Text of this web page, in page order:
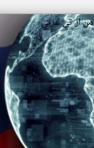
من ار تي عربي